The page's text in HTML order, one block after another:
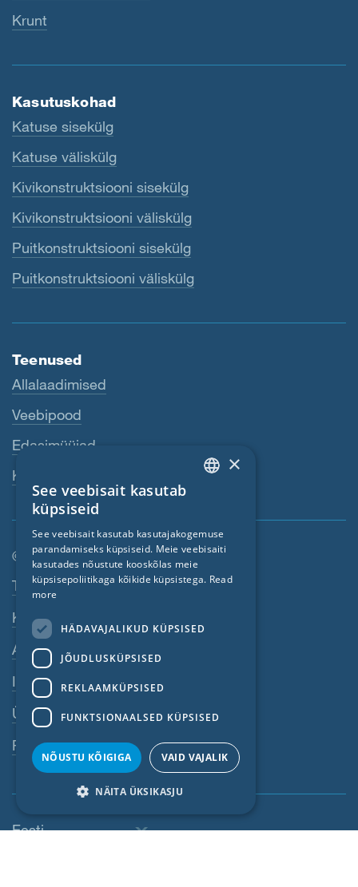
Krunt
Kasutuskohad
Katuse sisekülg
Katuse väliskülg
Kivikonstruktsiooni sisekülg
Kivikonstruktsiooni väliskülg
Puitkonstruktsiooni sisekülg
Puitkonstruktsiooni väliskülg
Teenused
Allalaadimised
Veebipood
Edasimüüjad
Kontaktisik
© SIGA 2026
Jaluse navigeerimisriba
Töökohad
Kontakt
Andmekaitse põhimõtted
Impressum
ÜKT
Rikkumistest teavitamine
Eesti
FRENCH
CZECH
LATVIAN
POLISH
NORWEGIAN
×
See veebisait kasutab
küpsiseid
See veebisait kasutab kasutajakogemuse
parandamiseks küpsiseid. Meie veebisaiti
kasutades nõustute kooskõlas meie
küpsisepoliitikaga kõikide küpsistega. Read
more
HÄDAVAJALIKUD KÜPSISED
JÕUDLUSKÜPSISED
REKLAAMKÜPSISED
FUNKTSIONAALSED KÜPSISED
NÕUSTU KÕIGIGA VAID VAJALIK
NÄITA ÜKSIKASJU